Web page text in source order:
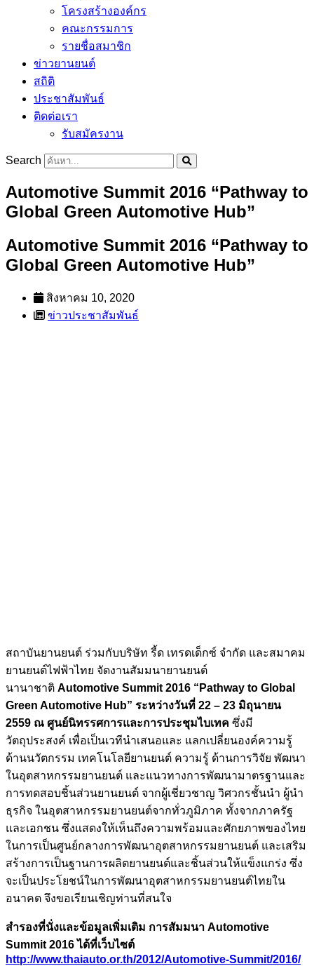
โครงสร้างองค์กร
คณะกรรมการ
รายชื่อสมาชิก
ข่าวยานยนต์
สถิติ
ประชาสัมพันธ์
ติดต่อเรา
รับสมัครงาน
Search
Automotive Summit 2016 “Pathway to
Global Green Automotive Hub”
Automotive Summit 2016 “Pathway to
Global Green Automotive Hub”
สิงหาคม 10, 2020
ข่าวประชาสัมพันธ์
สถาบันยานยนต์ ร่วมกับบริษัท รี้ด เทรดเด็กซ์ จำกัด และสมาคม
ยานยนต์ไฟฟ้าไทย จัดงานสัมมนายานยนต์
นานาชาติ Automotive Summit 2016 “Pathway to Global
Green Automotive Hub” ระหว่างวันที่ 22 – 23 มิถุนายน
2559 ณ ศูนย์นิทรรศการและการประชุมไบเทค ซึ่งมี
วัตถุประสงค์ เพื่อเป็นเวทีนำเสนอและ แลกเปลี่ยนองค์ความรู้
ด้านนวัตกรรม เทคโนโลยียานยนต์ ความรู้ ด้านการวิจัย พัฒนา
ในอุตสาหกรรมยานยนต์ และแนวทางการพัฒนามาตรฐานและ
การทดสอบชิ้นส่วนยานยนต์ จากผู้เชี่ยวชาญ วิศวกรชั้นนำ ผู้นำ
ธุรกิจ ในอุตสาหกรรมยานยนต์จากทั่วภูมิภาค ทั้งจากภาครัฐ
และเอกชน ซึ่งแสดงให้เห็นถึงความพร้อมและศักยภาพของไทย
ในการเป็นศูนย์กลางการพัฒนาอุตสาหกรรมยานยนต์ และเสริม
สร้างการเป็นฐานการผลิตยานยนต์และชิ้นส่วนให้แข็งแกร่ง ซึ่ง
จะเป็นประโยชน์ในการพัฒนาอุตสาหกรรมยานยนต์ไทยใน
อนาคต จึงขอเรียนเชิญท่านที่สนใจ
สำรองที่นั่งและข้อมูลเพิ่มเติม การสัมมนา Automotive
Summit 2016 ได้ที่เว็บไซต์
http://www.thaiauto.or.th/2012/Automotive-Summit/2016/